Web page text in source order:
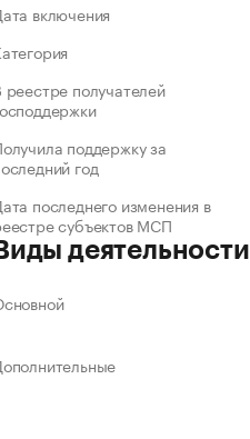
включения
реестре получателей
поддержку за
год
последнего изменения в
субъектов МСП
деятельности